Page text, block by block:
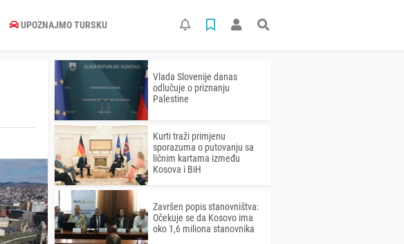
UPOZNAJMO TURSKU
Vlada Slovenije danas
odlučuje o priznanju
Palestine
Kurti traži primjenu
sporazuma o putovanju sa
ličnim kartama između
Kosova i BiH
Završen popis stanovništva:
Očekuje se da Kosovo ima
oko 1,6 miliona stanovnika